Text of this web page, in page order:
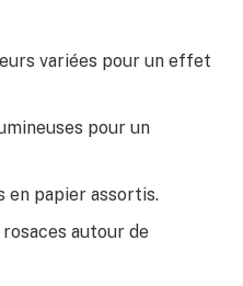
variées pour un effet
pour un
en papier assortis.
autour de